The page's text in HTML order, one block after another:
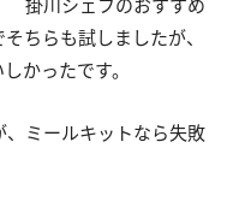
掛川シェフのおすすめ
ちらも試しましたが、
かったです。
ミールキットなら失敗